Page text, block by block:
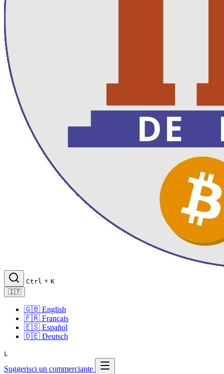
Ctrl + K
🇮🇹
🇬🇧 English
🇫🇷 Français
🇪🇸 Español
🇩🇪 Deutsch
L
Suggerisci un commerciante